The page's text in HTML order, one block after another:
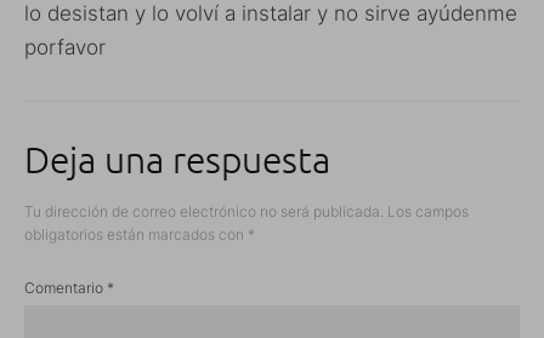
lo desistan y lo volví a instalar y no sirve ayúdenme
porfavor
Deja una respuesta
Tu dirección de correo electrónico no será publicada. Los campos
obligatorios están marcados con *
Comentario *